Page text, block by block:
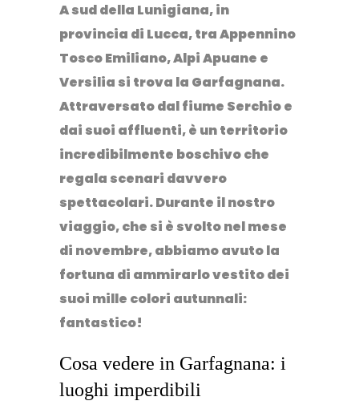
A sud della Lunigiana, in
provincia di Lucca, tra Appennino
Tosco Emiliano, Alpi Apuane e
Versilia si trova la Garfagnana.
Attraversato dal fiume Serchio e
dai suoi affluenti, è un territorio
incredibilmente boschivo che
regala scenari davvero
spettacolari. Durante il nostro
viaggio, che si è svolto nel mese
di novembre, abbiamo avuto la
fortuna di ammirarlo vestito dei
suoi mille colori autunnali:
fantastico!
Cosa vedere in Garfagnana: i
luoghi imperdibili